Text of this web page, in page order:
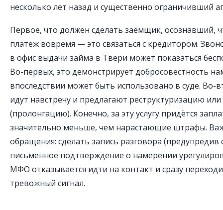
несколько лет назад и существенно ограничивший
Первое, что должен сделать заёмщик, осознавший,
платёж вовремя — это связаться с кредитором.
в офис выдачи займа в Твери может показаться
Во-первых, это демонстрирует добросовестность
впоследствии может быть использовано в суде.
идут навстречу и предлагают реструктуризацию
(пролонгацию). Конечно, за эту услугу придётся
значительно меньше, чем нарастающие штрафы.
обращения: сделать запись разговора (предупредив
письменное подтверждение о намерении
МФО отказывается идти на контакт и сразу
тревожный сигнал.